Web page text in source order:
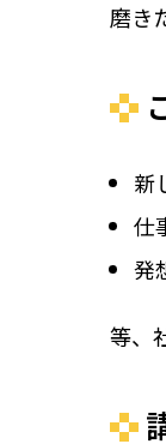
磨き
新
仕
発
等、